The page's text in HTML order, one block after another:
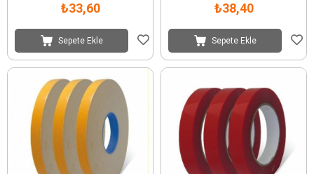
₺33,60
Sepete Ekle
₺38,40
Sepete Ekle